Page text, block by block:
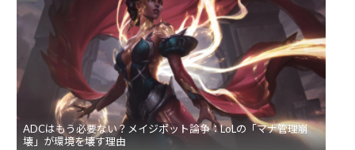
ADCはもう必要ない？メイジボット論争：LoLの「マナ管理崩
壊」が環境を壊す理由